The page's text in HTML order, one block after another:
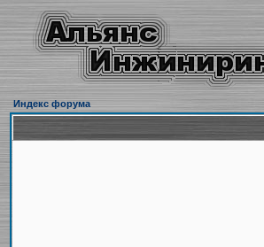
Индекс форума